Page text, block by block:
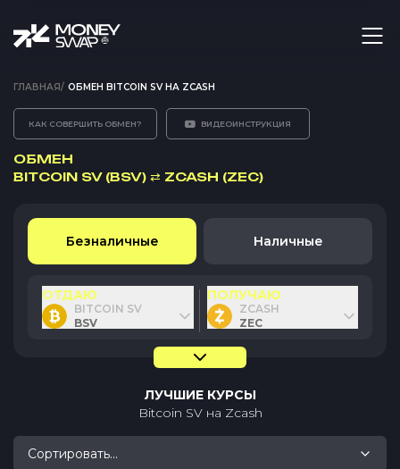
ГЛАВНАЯ/ ОБМЕН BITCOIN SV НА ZCASH
КАК СОВЕРШИТЬ ОБМЕН? ВИДЕОИНСТРУКЦИЯ
ОБМЕН
BITCOIN SV (BSV) ⇄ ZCASH (ZEC)
Безналичные Наличные
ОТДАЮ
BITCOIN SV
BSV
ПОЛУЧАЮ
ZCASH
ZEC
ЛУЧШИЕ КУРСЫ
Bitcoin SVна Zcash
Сортировать...